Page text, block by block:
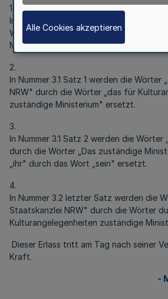
1.
In Nummer 1 werden die Wörter „die
Wörter „das für Kulturangelegenheiten
Ministerium" ersetzt.
2.
In Nummer 3.1 Satz 1 werden die Wörter
NRW" durch die Wörter „das für
zuständige Ministerium" ersetzt.
3.
In Nummer 3.1 Satz 2 werden die Wörter
durch die Wörter „Das zuständige
„ihr" durch das Wort „sein" ersetzt.
4.
In Nummer 3.2 letzter Satz werden die
Staatskanzlei NRW" durch die Wörter
Kulturangelegenheiten zuständige
Dieser Erlass tritt am Tag nach seiner
Kraft.
-
Alle Cookies akzeptieren